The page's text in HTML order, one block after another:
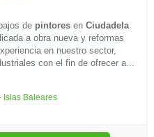
de pintores en Ciudadela
a obra nueva y reformas
en nuestro sector,
con el fin de ofrecer a...
Islas Baleares